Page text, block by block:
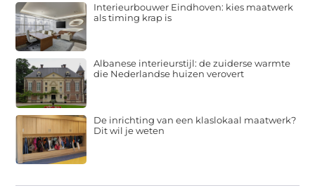
Interieurbouwer Eindhoven: kies maatwerk
als timing krap is
Albanese interieurstijl: de zuiderse warmte
die Nederlandse huizen verovert
De inrichting van een klaslokaal maatwerk?
Dit wil je weten